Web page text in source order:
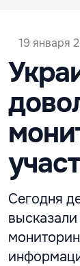
19 января
Сегодня